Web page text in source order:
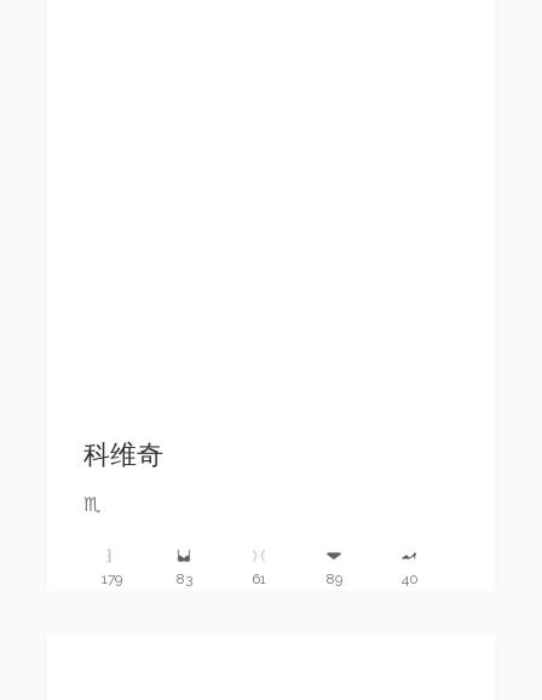
科维奇
♏️
179 83 61 89 40